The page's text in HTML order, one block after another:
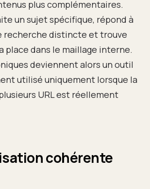
plus complémentaires.
un sujet spécifique, répond à
recherche distincte et trouve
place dans le maillage interne.
deviennent alors un outil
utilisé uniquement lorsque la
URL est réellement
cohérente